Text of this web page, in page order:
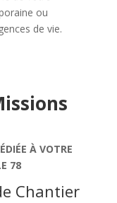
ou
de vie.
À VOTRE
78
Chantier